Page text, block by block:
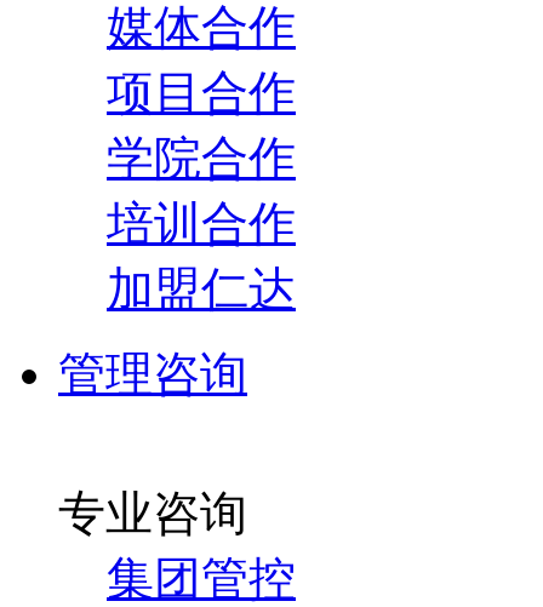
媒体合作
项目合作
学院合作
培训合作
加盟仁达
管理咨询
专业咨询
集团管控